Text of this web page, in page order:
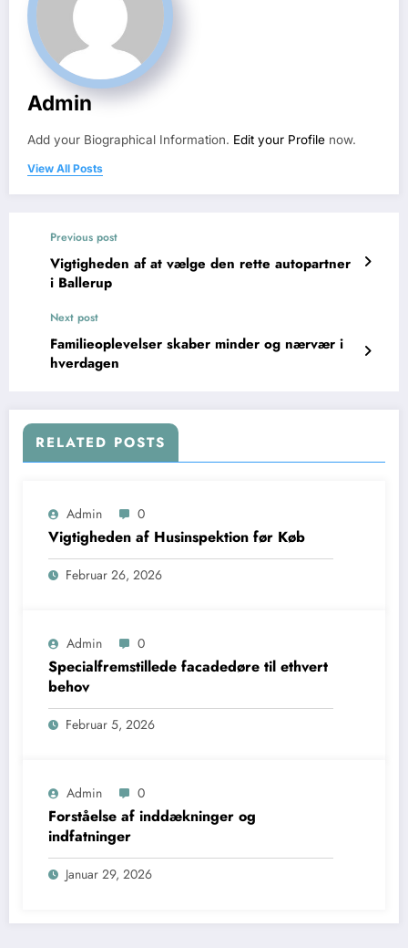
Admin
Add your Biographical Information. Edit your Profile now.
View All Posts
Previous post
Vigtigheden af at vælge den rette autopartner
i Ballerup
Next post
Familieoplevelser skaber minder og nærvær i
hverdagen
RELATED POSTS
Admin 0
Vigtigheden af Husinspektion før Køb
Februar 26, 2026
Admin 0
Specialfremstillede facadedøre til ethvert
behov
Februar 5, 2026
Admin 0
Forståelse af inddækninger og
indfatninger
Januar 29, 2026